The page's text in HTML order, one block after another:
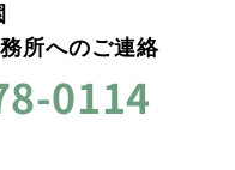
所へのご連絡
0114